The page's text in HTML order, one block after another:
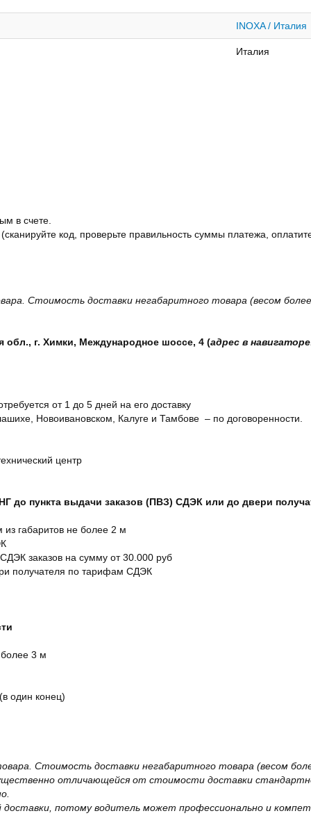
INOXA / Италия
Италия
в счете.
код, проверьте правильность суммы платежа,
Стоимость доставки негабаритного товара (весом
обл., г. Химки, Международное шоссе, 4 (адрес в
от 1 до 5 дней на его доставку
Новоивановском, Калуге и Тамбове – по договоренности.
центр
до пункта выдачи заказов (ПВЗ) СДЭК или до двери
из габаритов не более 2 м
заказов на сумму от 30.000 руб
получателя по тарифам СДЭК
3 м
один конец)
Стоимость доставки негабаритного товара (весом
отличающейся от стоимости доставки
потому водитель может профессионально и